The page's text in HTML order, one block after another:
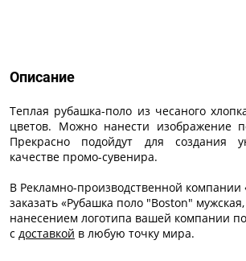
Описание
Теплая рубашка-поло из чесаного
цветов. Можно нанести изображение
Прекрасно подойдут для
качестве промо-сувенира.
В Рекламно-производственной
заказать «Рубашка поло "Boston" мужская,
нанесением логотипа вашей компании
с доставкой в любую точку мира.